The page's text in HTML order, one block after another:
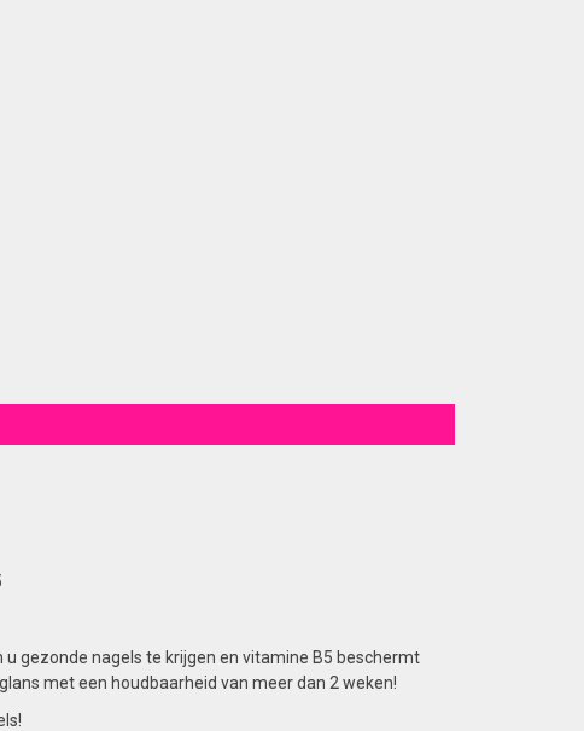
gezonde nagels te krijgen en vitamine B5 beschermt
met een houdbaarheid van meer dan 2 weken!